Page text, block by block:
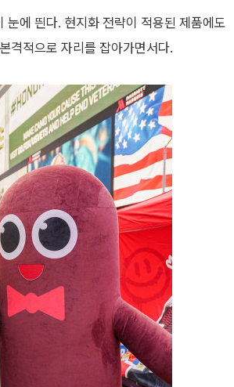
에 띈다. 현지화 전략이 적용된 제품에도
격적으로 자리를 잡아가면서다.